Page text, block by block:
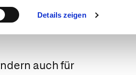
Details zeigen
auch für